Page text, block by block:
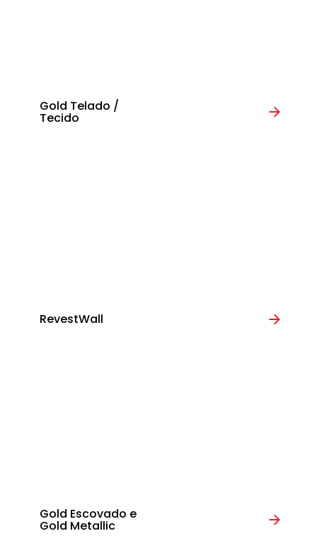
Gold Telado /
Tecido
RevestWall
Gold Escovado e
Gold Metallic